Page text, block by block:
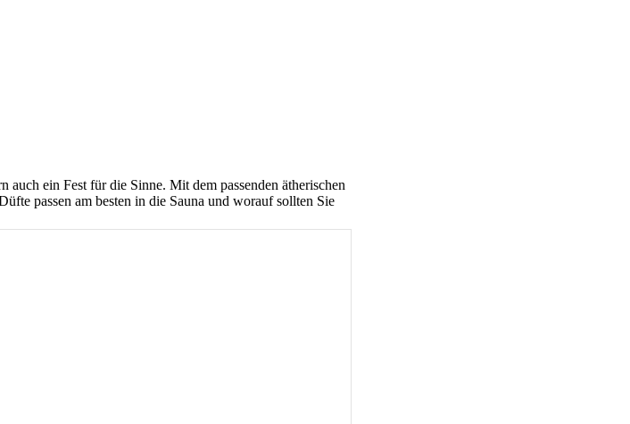
ein Fest für die Sinne. Mit dem passenden ätherischen
passen am besten in die Sauna und worauf sollten Sie